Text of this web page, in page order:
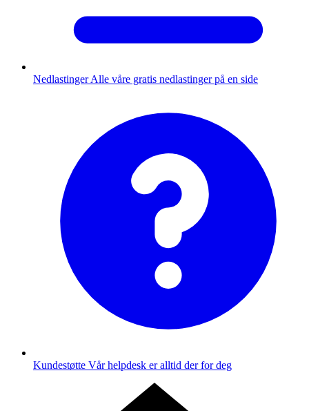
Nedlastinger Alle våre gratis nedlastinger på en side
Kundestøtte Vår helpdesk er alltid der for deg